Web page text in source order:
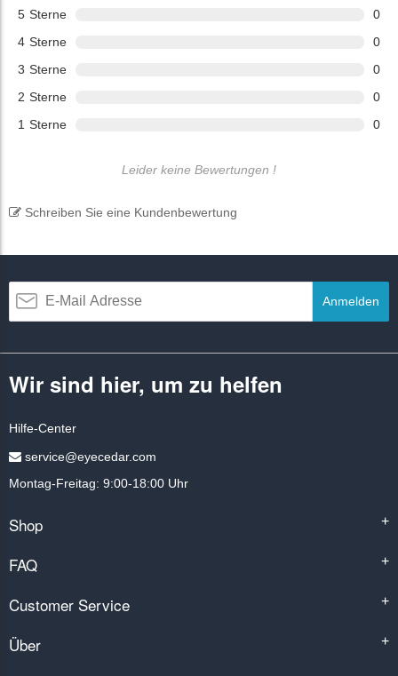
5 Sterne
0
4 Sterne
0
3 Sterne
0
2 Sterne
0
1 Sterne 0
Leider keine Bewertungen !
Schreiben Sie eine Kundenbewertung
Anmelden
Wir sind hier, um zu helfen
Hilfe-Center
service@eyecedar.com
Montag-Freitag: 9:00-18:00 Uhr
Shop +
FAQ +
Customer Service +
Über +